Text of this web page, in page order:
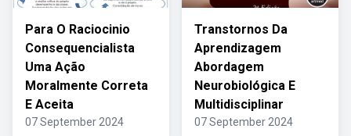
Para O Raciocinio
Consequencialista
Uma Ação
Moralmente Correta
E Aceita
07 September 2024
Transtornos Da
Aprendizagem
Abordagem
Neurobiológica E
Multidisciplinar
07 September 2024